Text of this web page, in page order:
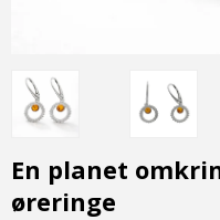
En planet
øreringe